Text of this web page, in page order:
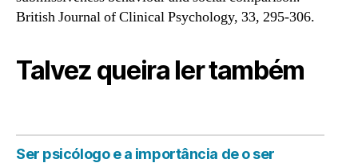
British Journal of Clinical Psychology, 33, 295-306.
Talvez queira ler também
Ser psicólogo e a importância de o ser